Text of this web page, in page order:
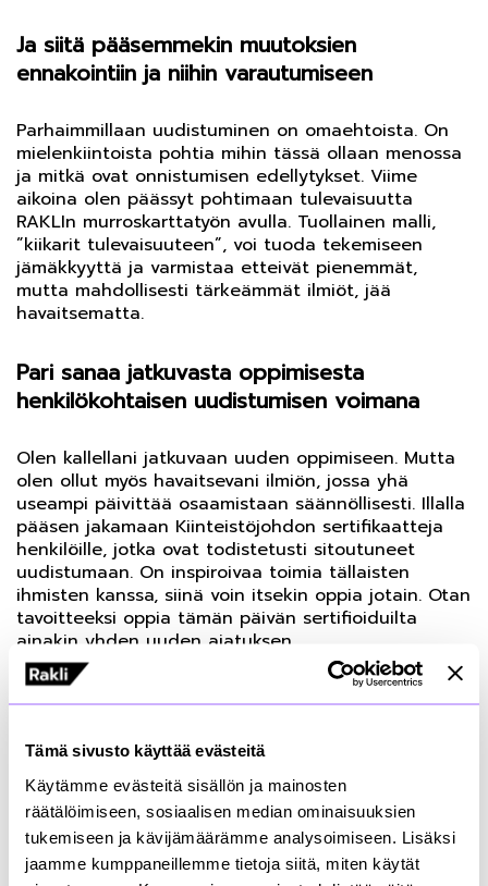
Tämä sivusto käyttää evästeitä
Käytämme evästeitä sisällön ja mainosten
räätälöimiseen, sosiaalisen median ominaisuuksien
tukemiseen ja kävijämäärämme analysoimiseen. Lisäksi
jaamme kumppaneillemme tietoja siitä, miten käytät
Ja siitä pääsemmekin muutoksien
ennakointiin ja niihin varautumiseen
Parhaimmillaan uudistuminen on omaehtoista. On
mielenkiintoista pohtia mihin tässä ollaan menossa
ja mitkä ovat onnistumisen edellytykset. Viime
aikoina olen päässyt pohtimaan tulevaisuutta
RAKLIn murroskarttatyön avulla. Tuollainen malli,
”kiikarit tulevaisuuteen”, voi tuoda tekemiseen
jämäkkyyttä ja varmistaa etteivät pienemmät,
mutta mahdollisesti tärkeämmät ilmiöt, jää
havaitsematta.
Pari sanaa jatkuvasta oppimisesta
henkilökohtaisen uudistumisen voimana
Olen kallellani jatkuvaan uuden oppimiseen. Mutta
olen ollut myös havaitsevani ilmiön, jossa yhä
useampi päivittää osaamistaan säännöllisesti. Illalla
pääsen jakamaan Kiinteistöjohdon sertifikaatteja
henkilöille, jotka ovat todistetusti sitoutuneet
uudistumaan. On inspiroivaa toimia tällaisten
ihmisten kanssa, siinä voin itsekin oppia jotain. Otan
tavoitteeksi oppia tämän päivän sertifioiduilta
ainakin yhden uuden ajatuksen.
Miten sitten organisaatio uudistuu?
Urheilussa tuodaan helposti uusi valmentaja ja
kauden lopussa kootaan seuraavan kauden ”dream
team”. Entä yrityksissä, harvemmin vaihdetaan
joukkue seuraavalle kaudelle. Onneksi organisaatio
voi saada uusia ajatuksia ja osaamista
uudistumisensa vauhdittamiseksi myös muilla